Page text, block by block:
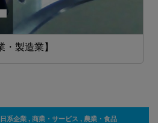
製造業】
日系企業 , 商業・サービス , 農業・食品